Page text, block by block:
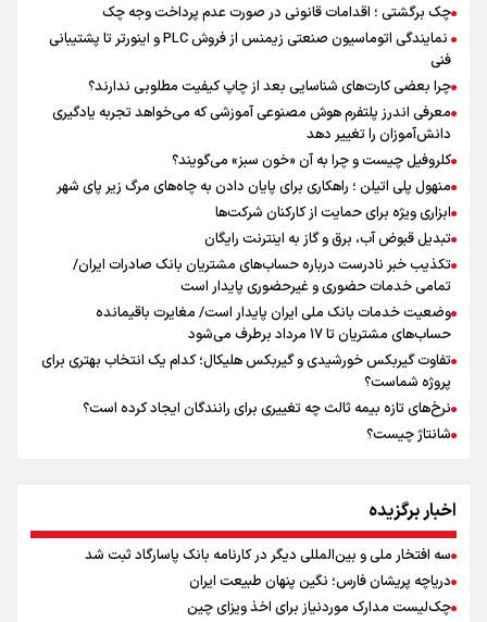
چک برگشتی ؛ اقدامات قانونی در صورت عدم پرداخت وجه چک
‎ نمایندگی اتوماسیون صنعتی زیمنس از فروش PLC و اینورتر تا پشتیبانی
فنی
چرا بعضی کارت‌های شناسایی بعد از چاپ کیفیت مطلوبی ندارند؟
معرفی اندرز پلتفرم هوش مصنوعی آموزشی که می‌خواهد تجربه یادگیری
دانش‌آموزان را تغییر دهد
کلروفیل چیست و چرا به آن «خون سبز» می‌گویند؟
منهول پلی اتیلن ؛ راهکاری برای پایان دادن به چاه‌های مرگ زیر پای شهر
ابزاری ویژه برای حمایت از کارکنان شرکت‌ها
تبدیل قبوض آب، برق و گاز به اینترنت رایگان
تکذیب خبر نادرست درباره حساب‌های مشتریان بانک صادرات ایران/
تمامی خدمات حضوری و غیرحضوری پایدار است
وضعیت خدمات بانک ملی ایران پایدار است/ مغایرت باقیمانده
حساب‌های مشتریان تا ۱۷ مرداد برطرف می‌شود
تفاوت گیربکس خورشیدی و گیربکس هلیکال؛ کدام یک انتخاب بهتری برای
پروژه شماست؟
نرخ‌های تازه بیمه ثالث چه تغییری برای رانندگان ایجاد کرده است؟
شانتاژ چیست؟
اخبار برگزیده
سه افتخار ملی و بین‌المللی دیگر در کارنامه بانک پاسارگاد ثبت شد
دریاچه پریشان فارس؛ نگین پنهان طبیعت ایران
چک‌لیست مدارک موردنیاز برای اخذ ویزای چین